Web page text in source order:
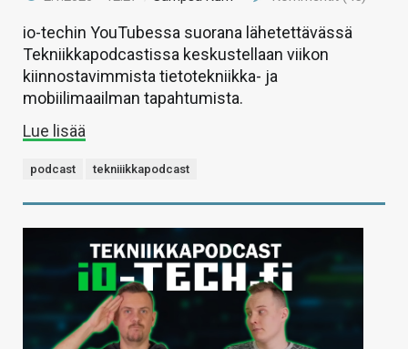
io-techin YouTubessa suorana lähetettävässä
Tekniikkapodcastissa keskustellaan viikon
kiinnostavimmista tietotekniikka- ja
mobiilimaailman tapahtumista.
Lue lisää
podcast tekniiikkapodcast